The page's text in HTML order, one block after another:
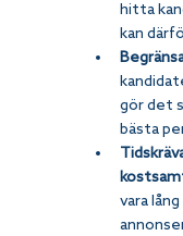
hitta
kan
gör det
bästa
vara